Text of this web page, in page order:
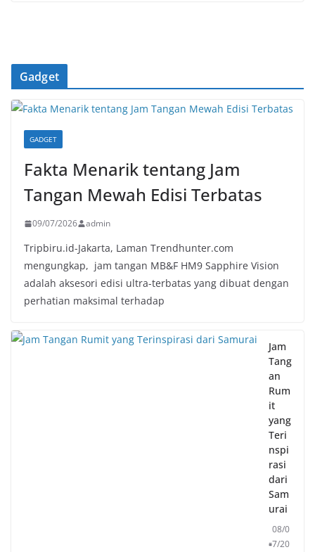
Gadget
GADGET
Fakta Menarik tentang Jam
Tangan Mewah Edisi Terbatas
09/07/2026 admin
Tripbiru.id-Jakarta, Laman Trendhunter.com
mengungkap, jam tangan MB&F HM9 Sapphire Vision
adalah aksesori edisi ultra-terbatas yang dibuat dengan
perhatian maksimal terhadap
Jam
Tang
an
Rum
it
yang
Teri
nspi
rasi
dari
Sam
urai
08/0
7/20